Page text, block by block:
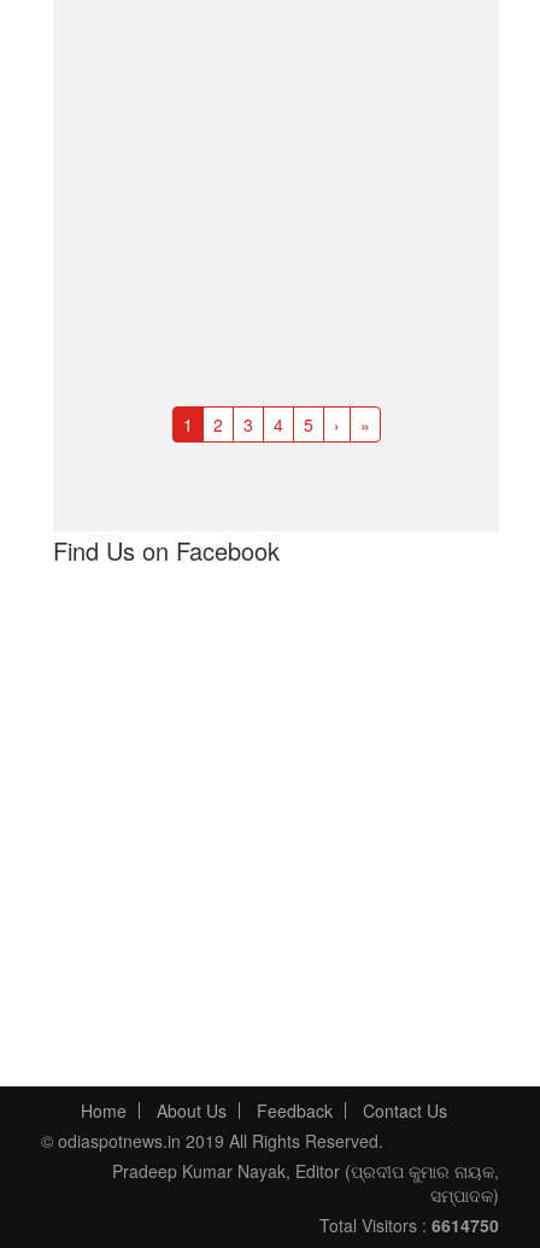
1 2 3 4 5 › »
Find Us on Facebook
Home About Us Feedback
Contact Us
© odiaspotnews.in 2019 All Rights Reserved.
Pradeep Kumar Nayak, Editor (ପ୍ରଦୀପ କୁମାର ନାୟକ,
ସମ୍ପାଦକ)
Total Visitors : 6614750